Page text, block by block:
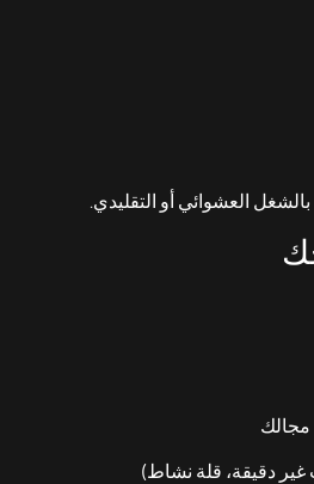
بالشغل العشوائي أو التقليدي.
مجالك
دقيقة، قلة نشاط)